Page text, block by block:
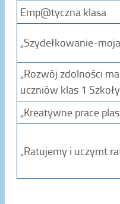
Emp@tyczna klasa
„Szydełkowanie-
„Rozwój zdolności
uczniów klas 1
„Kreatywne prace
„Ratujemy i uczymt